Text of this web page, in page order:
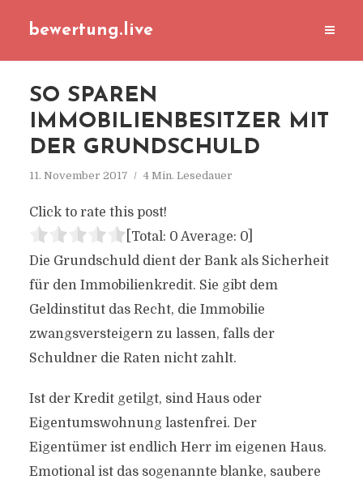
bewertung.live
SO SPAREN
IMMOBILIENBESITZER MIT
DER GRUNDSCHULD
11. November 2017 4 Min. Lesedauer
Click to rate this post!
[Total: 0 Average: 0]
Die Grundschuld dient der Bank als Sicherheit
für den Immobilienkredit. Sie gibt dem
Geldinstitut das Recht, die Immobilie
zwangsversteigern zu lassen, falls der
Schuldner die Raten nicht zahlt.
Ist der Kredit getilgt, sind Haus oder
Eigentumswohnung lastenfrei. Der
Eigentümer ist endlich Herr im eigenen Haus.
Emotional ist das sogenannte blanke, saubere